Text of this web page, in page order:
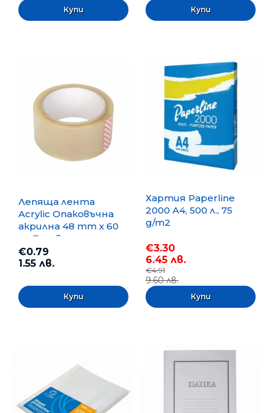
Лепяща лента
Acrylic Опаковъчна
акрилна 48 mm x 60
m, Безцветна
€0.79
1.55 лв.
Хартия Paperline
2000 A4, 500 л., 75
g/m2
€3.30
6.45 лв.
€4.91
9.60 лв.